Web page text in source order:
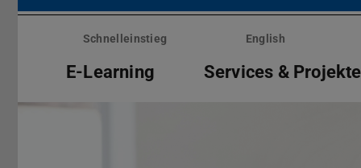
Menü
überspringenSchnelleinstieg English
E-Learning Services & Projekte